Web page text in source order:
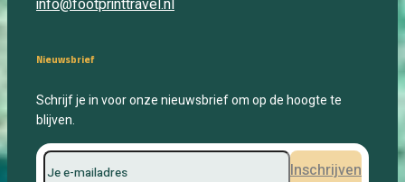
Nieuwsbrief
Schrijf je in voor onze nieuwsbrief om op de hoogte te
blijven.
Inschrijven